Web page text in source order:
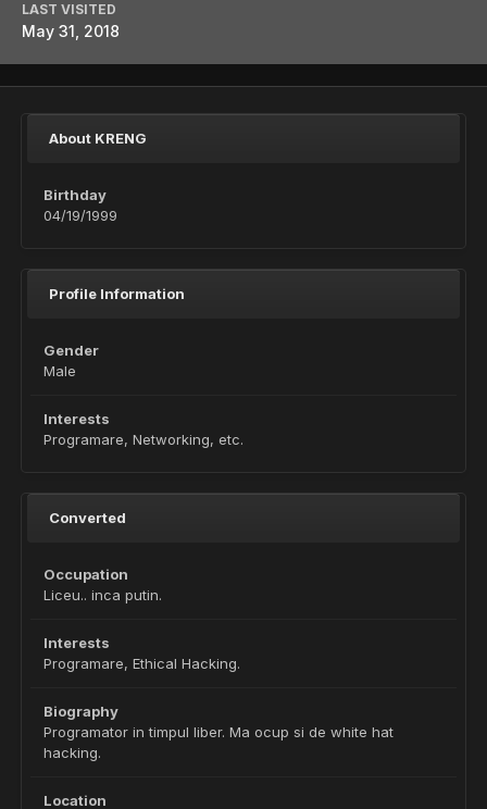
LAST VISITED
May 31, 2018
About KRENG
Birthday
04/19/1999
Profile Information
Gender
Male
Interests
Programare, Networking, etc.
Converted
Occupation
Liceu.. inca putin.
Interests
Programare, Ethical Hacking.
Biography
Programator in timpul liber. Ma ocup si de white hat
hacking.
Location